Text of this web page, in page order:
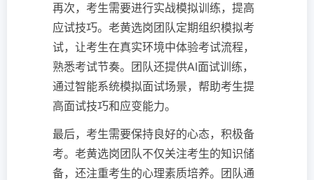
再次，考生需要进行实战模拟训练，提高
应试技巧。老黄选岗团队定期组织模拟考
试，让考生在真实环境中体验考试流程，
熟悉考试节奏。团队还提供AI面试训练，
通过智能系统模拟面试场景，帮助考生提
高面试技巧和应变能力。
最后，考生需要保持良好的心态，积极备
考。老黄选岗团队不仅关注考生的知识储
备，还注重考生的心理素质培养。团队通